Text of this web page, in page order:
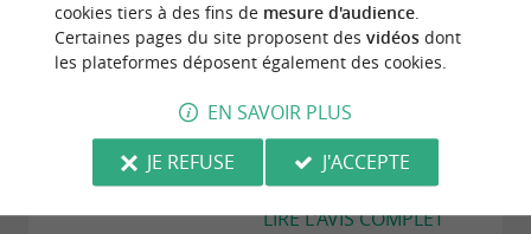
"Du cognac mais pas que"
Avis publié par GuillaumeGBB (Bordeaux,
France) le 30/08/2014
Si vous passez une après midi non loin de cognac
Chadenac, pousser la porte du domaine du Frolet.
Thomas qui gère le côté accueil et distillerie vous...
LIRE L'AVIS COMPLET
cookies tiers à des fins de mesure d'audience.
Certaines pages du site proposent des vidéosdont
les plateformes déposent également des cookies.
EN SAVOIR PLUS
JE REFUSE
J'ACCEPTE